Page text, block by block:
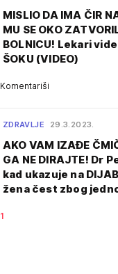
MISLIO DA IMA ČIR
MU SE OKO
BOLNICU! Lekari
ŠOKU (VIDEO)
Komentariši
ZDRAVLJE 29.3.2023.
AKO VAM IZAĐE
GA NE DIRAJTE! Dr
kad ukazuje na
žena čest zbog
1